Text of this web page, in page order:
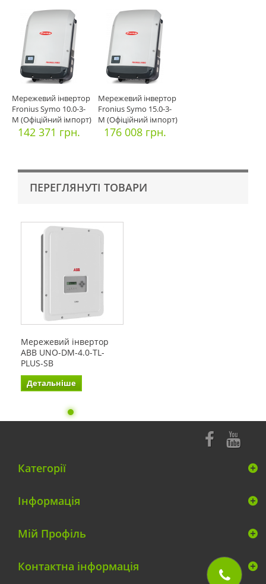
Мережевий інвертор
Fronius Symo 10.0-3-
M (Офіційний імпорт)
142 371 грн.
Мережевий інвертор
Fronius Symo 15.0-3-
M (Офіційний імпорт)
176 008 грн.
ПЕРЕГЛЯНУТІ ТОВАРИ
Мережевий інвертор
ABB UNO-DM-4.0-TL-
PLUS-SB
Детальніше
Категорії
Інформація
Мій Профіль
Контактна інформація